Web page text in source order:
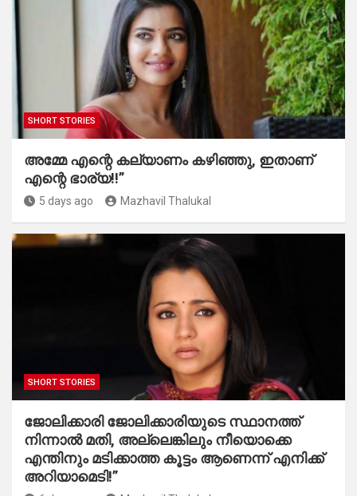
SHORT STORIES
അമ്മേ എന്റെ കല്യാണം കഴിഞ്ഞു, ഇതാണ്
എന്റെ ഭാര്യ!!”
5 days ago Mazhavil Thalukal
SHORT STORIES
ജോലിക്കാരി ജോലിക്കാരിയുടെ സ്ഥാനത്ത്
നിന്നാൽ മതി, അല്ലെങ്കിലും നീയൊക്കെ
എന്തിനും മടിക്കാത്ത കൂട്ടം ആണെന്ന് എനിക്ക്
അറിയാമെടി!”